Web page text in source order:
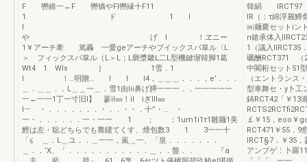
F 轡維一←F 轡矯やFl轡縁十F11
1 ド 1 l
や げ l ！ヱニー
1￥アーチ牽 篤轟 一愛geアーチやブイックスパ皐ル〈L
＞ フィックスパ皐ル（L＞L；L褻漿畿L二L型機鍵塀韓脚1葛
Wt4 1 Wls ｝ 1雪．1
l ！…明贈… l l l4，＿＿＿．．．，e’．．．
＿．＿＿．．L＿＿一＿．雪1由Iii鼻げ膵一一一．．一一一一一
一←一一1丁一寸旧l】 蓼il㎜！iI iぎIlI㎜
I︸ ・．．．．．．．・．．・・．十”・… ・
一・．．．．．．一・一一 1 ； ；1um1i1τ1雛麺1美
鰹は左・聡どちらでも蕎鑓てくす、煙包数3 1 3一一十
「≦ ＿．L＿ユ．．＿一一，嵐＿一、「皇．．．．．．．
＿．．’X、「．．．．．．．．．．．＿．．盤．． 『a
韓絹 lRCT97 1
lR（：τ綿浮麗
㈱麺嚢セットiン
n鎗承体入
1（議入llRCT35
礪酬RCT371
中閣桁セット51
（エントラン
型車舞セ・y卜工
鋳RCT42「￥13
￡￥15，eoo￥
RCT471￥55．
lRCT§7．￥35
アンブゲ⋮卜